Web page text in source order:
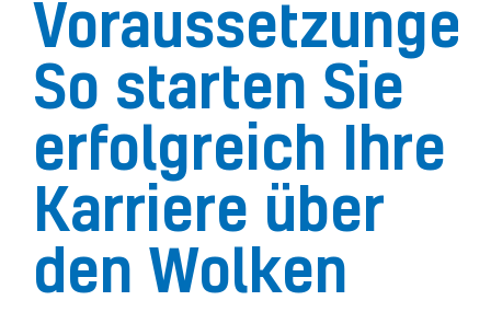
So starten Sie
erfolgreich Ihre
Karriere über
den Wolken